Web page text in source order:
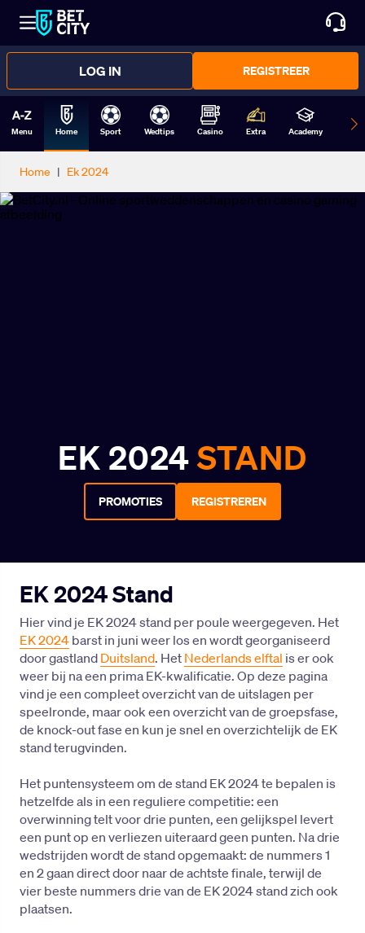
LOG IN REGISTREER
Menu Home Sport Wedtips Casino Extra Academy
Home | Ek 2024
EK 2024 STAND
PROMOTIES REGISTREREN
EK 2024 Stand
Hier vind je EK 2024 stand per poule weergegeven. Het
EK 2024 barst in juni weer los en wordt georganiseerd
door gastland Duitsland. Het Nederlands elftal is er ook
weer bij na een prima EK-kwalificatie. Op deze pagina
vind je een compleet overzicht van de uitslagen per
speelronde, maar ook een overzicht van de groepsfase,
de knock-out fase en kun je snel en overzichtelijk de EK
stand terugvinden.
Het puntensysteem om de stand EK 2024 te bepalen is
hetzelfde als in een reguliere competitie: een
overwinning telt voor drie punten, een gelijkspel levert
een punt op en verliezen uiteraard geen punten. Na drie
wedstrijden wordt de stand opgemaakt: de nummers 1
en 2 gaan direct door naar de achtste finale, terwijl de
vier beste nummers drie van de EK 2024 stand zich ook
plaatsen.